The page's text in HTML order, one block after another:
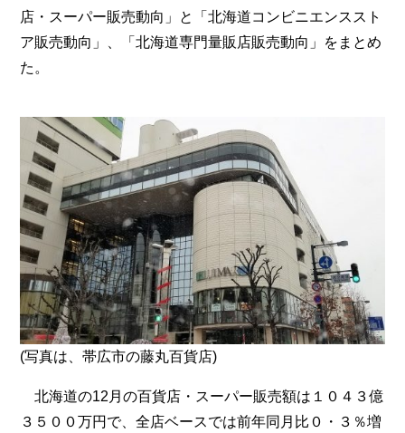
店・スーパー販売動向」と「北海道コンビニエンススト
ア販売動向」、「北海道専門量販店販売動向」をまとめ
た。
(写真は、帯広市の藤丸百貨店)
北海道の12月の百貨店・スーパー販売額は１０４３億
３５００万円で、全店ベースでは前年同月比０・３％増